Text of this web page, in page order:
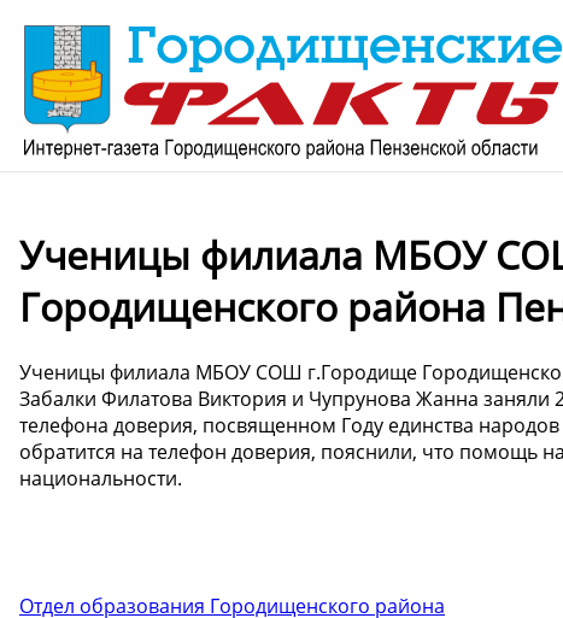
Ученицы филиала МБОУ
Городищенского района
Ученицы филиала МБОУ СОШ г.Городище
Забалки Филатова Виктория и Чупрунова Жанна заняли
телефона доверия, посвященном Году единства
обратится на телефон доверия, пояснили, что помощь
национальности.
Отдел образования Городищенского района